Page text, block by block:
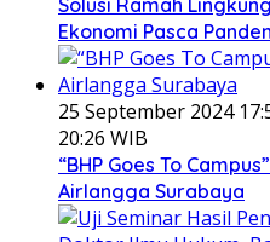
Solusi Ramah
Ekonomi Pasca
25 September 2024
20:26 WIB
“BHP Goes To
Airlangga Surabaya